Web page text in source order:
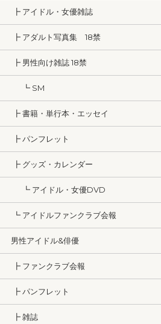
┣ アイドル・女優雑誌
┣ アダルト写真集 18禁
┣ 男性向け雑誌 18禁
┗ SM
┣ 書籍・単行本・エッセイ
┣ パンフレット
┣ グッズ・カレンダー
┗ アイドル・女優DVD
┗ アイドルファンクラブ会報
男性アイドル&俳優
┣ ファンクラブ会報
┣ パンフレット
┣ 雑誌